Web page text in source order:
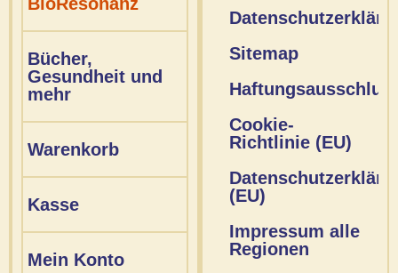
Bücher,
Gesundheit und
mehr
Warenkorb
Kasse
Mein Konto
Sitemap
Cookie-
Richtlinie (EU)
(EU)
Impressum alle
Regionen